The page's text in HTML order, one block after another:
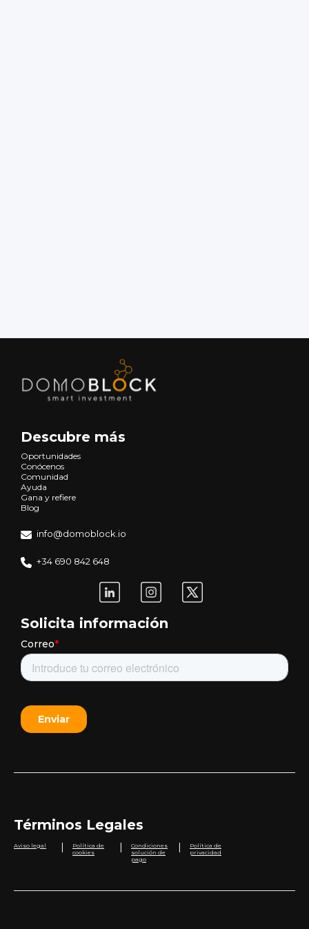
Descubre más
Oportunidades
Conócenos
Comunidad
Ayuda
Gana y refiere
Blog
info@domoblock.io
+34 690 842 648
Solicita información
Términos Legales
Aviso legal
Política de
cookies
Condiciones
solución de
pago
Política de
privacidad